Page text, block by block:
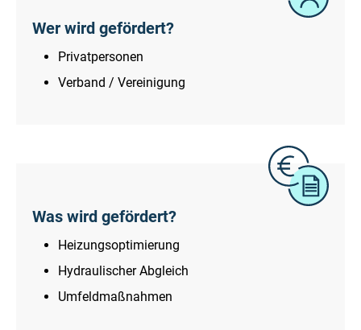
Wer wird gefördert?
Privatpersonen
Verband / Vereinigung
Was wird gefördert?
Heizungsoptimierung
Hydraulischer Abgleich
Umfeldmaßnahmen